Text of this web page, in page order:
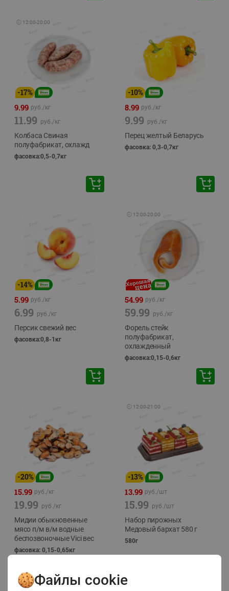
🕘 12:00-20:00
-17%
9.99 руб./кг
11.99 руб./кг
Колбаса Свиная
полуфабрикат, охлажд
фасовка:0,5-0,7кг
-10%
8.99 руб./кг
9.99 руб./кг
Перец желтый Беларусь
фасовка: 0,3-0,7кг
-14%
5.99 руб./кг
6.99 руб./кг
Персик свежий вес
фасовка:0,8-1кг
🕘 12:00-20:00
54.99 руб./кг
59.99 руб./кг
Форель стейк
полуфабрикат,
охлажденный
фасовка:0,15-0,6кг
-20%
15.99 руб./кг
19.99 руб./кг
Мидии обыкновенные
мясо п/м в/м водные
беспозвоночные Vici вес
фасовка: 0,15-0,65кг
🕘 12:00-21:00
-13%
13.99 руб./шт
15.99 руб./шт
Набор пирожных
Медовый бархат 580 г
580г
Файлы cookie